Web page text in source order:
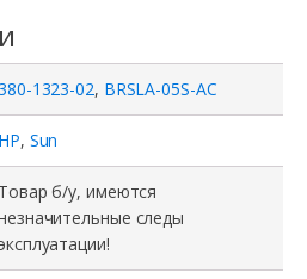
1323-02, BRSLA-05S-AC
HP, Sun
Товар б/у, имеются
следы